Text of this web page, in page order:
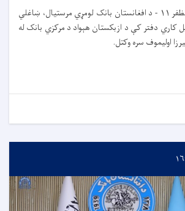
۱۱ -
د افغانستان بانک لومړي مرستیال، ښاغلي
کاري دفتر کې د ازبکستان هېواد د مرکزي بانک له
اولیموف سره وکتل.